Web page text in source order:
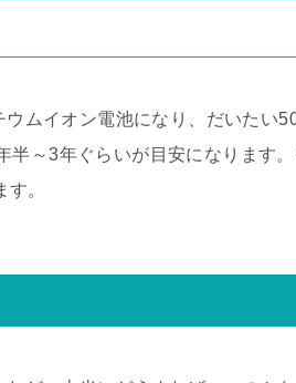
ムイオン電池になり、だいたい
半～3年ぐらいが目安になります
。